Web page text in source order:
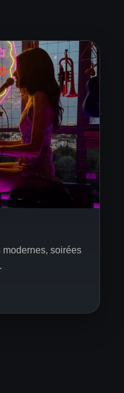
modernes, soirées